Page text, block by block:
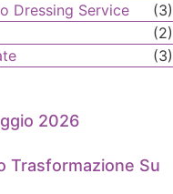
Dressing Service
(3)
(2)
(3)
2026
Trasformazione Su